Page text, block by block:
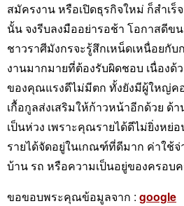
สมัครงาน หรือเปิดธุรกิจใหม่ ก็สำเ
นั้น จงรีบลงมืออย่ารอช้า โอกาสดีข
ชาวราศีมังกรจะรู้สึกเหน็ดเหนื่อยกั
งานมากมายที่ต้องรับผิดชอบ เนื่องด้
ของคุณแรงดีไม่มีตก ทั้งยังมีผู้ใหญ่ค
เกื้อกูลส่งเสริมให้ก้าวหน้าอีกด้วย ด้
เป็นห่วง เพราะคุณรายได้ดีไม่ยิ่งหย่
รายได้จัดอยู่ในเกณฑ์ที่ดีมาก ค่าใช้
บ้าน รถ หรือความเป็นอยู่ของครอบ
ขอขอบพระคุณข้อมูลจาก : google